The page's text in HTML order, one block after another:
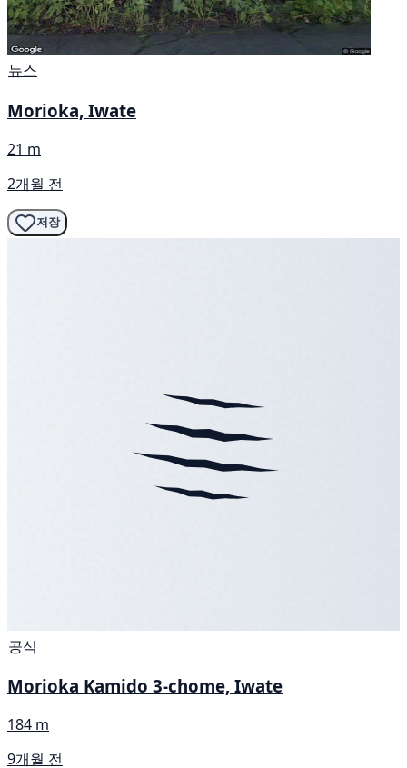
뉴스
Morioka, Iwate
21 m
2개월 전
저장
공식
Morioka Kamido 3-chome, Iwate
184 m
9개월 전